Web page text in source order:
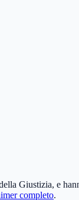
Giustizia, e
completo.